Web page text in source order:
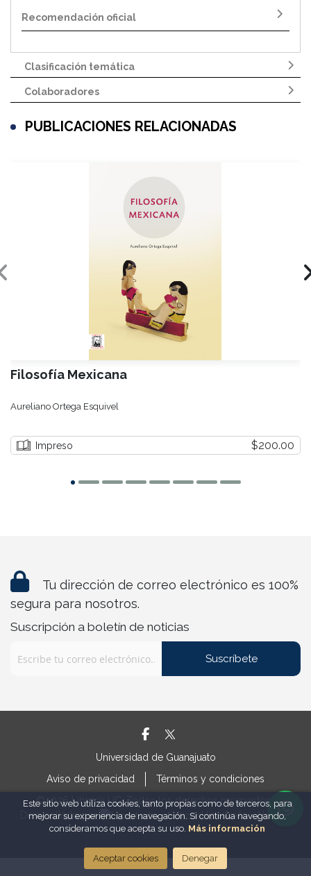
Recomendación oficial
Clasificación temática
Colaboradores
PUBLICACIONES RELACIONADAS
Filosofía Mexicana
Aureliano Ortega Esquivel
Impreso $200.00
Tu dirección de correo electrónico es 100%
segura para nosotros.
Suscripción a boletín de noticias
Suscríbete
Universidad de Guanajuato
Aviso de privacidad
Términos y condiciones
©2026 Librería UG. Todos los derechos reservados |
Desarrollado por
Hipertexto - Netizen
Este sitio web utiliza cookies, tanto propias como de terceros, para
mejorar su experiencia de navegación. Si continúa navegando,
consideramos que acepta su uso. Más información
Aceptar cookies Denegar